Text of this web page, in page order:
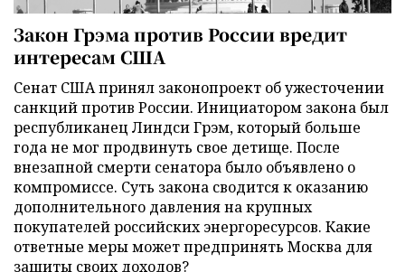
Закон Грэма против России вредит
интересам США
Сенат США принял законопроект об ужесточении
санкций против России. Инициатором закона был
республиканец Линдси Грэм, который больше
года не мог продвинуть свое детище. После
внезапной смерти сенатора было объявлено о
компромиссе. Суть закона сводится к оказанию
дополнительного давления на крупных
покупателей российских энергоресурсов. Какие
ответные меры может предпринять Москва для
защиты своих доходов?